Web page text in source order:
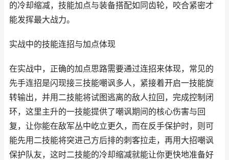
的冷却缩减，技能加点与装备搭配如同齿轮，咬合紧密才
能发挥最大战力。
实战中的技能连招与加点体现
在实战中，正确的加点思路需要通过连招来体现，常见的
先手连招是闪现接三技能嘲讽多人，紧接着开启一技能旋
转输出，并用二技能将试图逃离的敌人拉回，完成控制闭
环，这里主升的一技能提供了嘲讽期间的核心伤害与回
复，让你能在敌军丛中屹立更久，而在反手保护时，则可
能先用二技能将突进己方后排的刺客拉走，再用大招嘲讽
保护队友，这时二技能的冷却缩减就能让你更快地准备好